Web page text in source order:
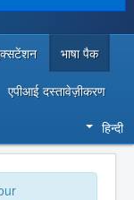
भाषा पैक
एपीआई दस्तावेज़ीकरण
हिन्दी